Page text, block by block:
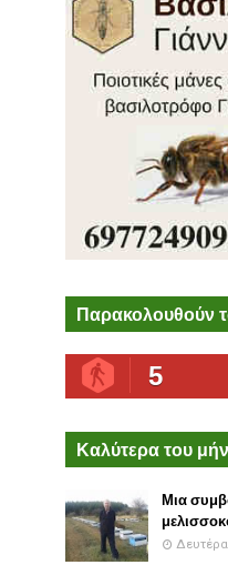
Παρακολουθούν
5
Καλύτερα του
Μια